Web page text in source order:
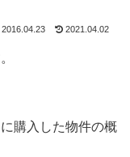
2016.04.23 2021.04.02
購入した物件の概